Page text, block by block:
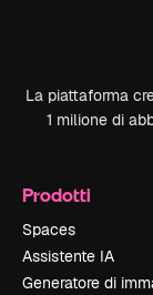
La piattaforma
1 milione di
Prodotti
Spaces
Assistente IA
Generatore di